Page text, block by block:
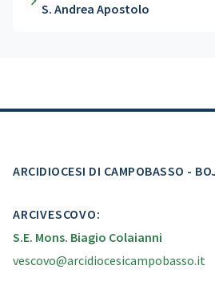
S. Andrea Apostolo
ARCIDIOCESI DI CAMPOBASSO -
ARCIVESCOVO:
S.E. Mons. Biagio Colaianni
vescovo@arcidiocesicampobasso.it